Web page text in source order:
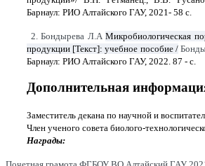
Барнаул: РИО Алтайского ГАУ, 2021- 58 с.
2. Бондырева Л.А Микробиологическая
продукции [Текст]: учебное пособие /
Барнаул: РИО Алтайского ГАУ, 2022. 87 - с.
Дополнительная
Заместитель декана по научной и
Член ученого совета биолого-
Награды: